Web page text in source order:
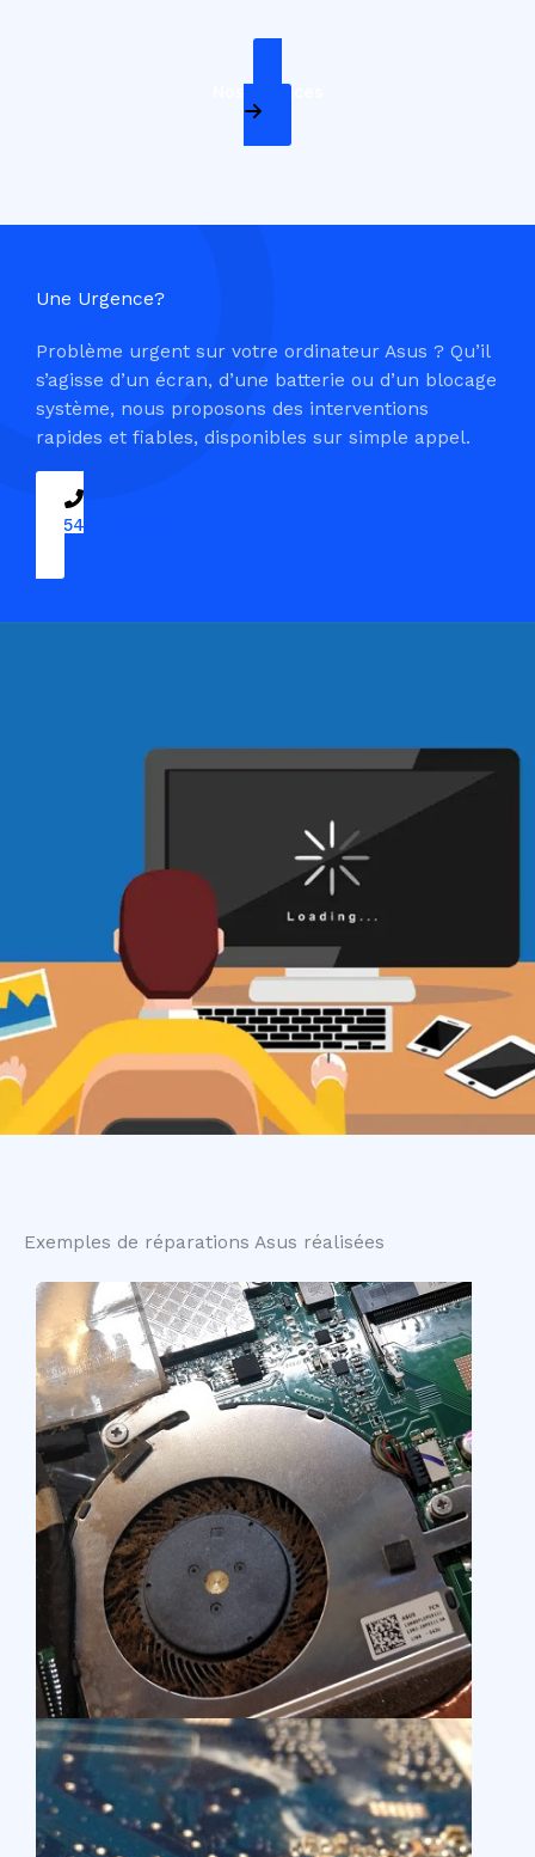
Nos Services
Une Urgence?
Problème urgent sur votre ordinateur Asus ? Qu’il
s’agisse d’un écran, d’une batterie ou d’un blocage
système, nous proposons des interventions
rapides et fiables, disponibles sur simple appel.
09 54 37 04 03
Exemples de réparations Asus réalisées